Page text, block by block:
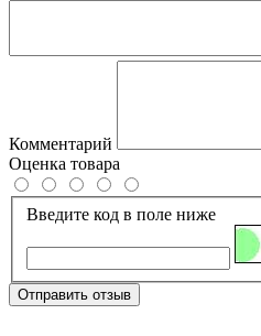
Комментарий
Оценка товара
Введите код в поле ниже
Отправить отзыв